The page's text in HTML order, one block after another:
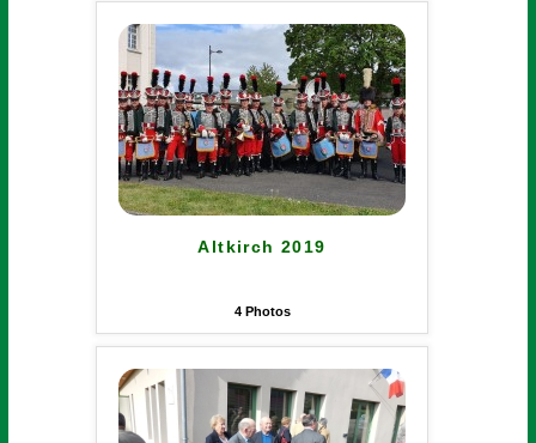
Altkirch 2019
4Photos